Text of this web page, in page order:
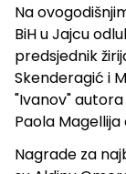
Na
BiH u Jajcu
predsjednik
Skenderagić i
"Ivanov"
Paola
Nagrade za